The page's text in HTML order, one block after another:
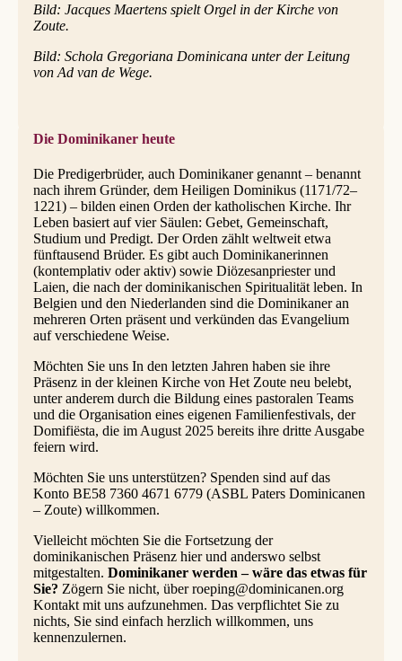
Bild: Jacques Maertens spielt Orgel in der Kirche von
Zoute.
Bild: Schola Gregoriana Dominicana unter der Leitung
von Ad van de Wege.
Die Dominikaner heute
Die Predigerbrüder, auch Dominikaner genannt – benannt
nach ihrem Gründer, dem Heiligen Dominikus (1171/72–
1221) – bilden einen Orden der katholischen Kirche. Ihr
Leben basiert auf vier Säulen: Gebet, Gemeinschaft,
Studium und Predigt. Der Orden zählt weltweit etwa
fünftausend Brüder. Es gibt auch Dominikanerinnen
(kontemplativ oder aktiv) sowie Diözesanpriester und
Laien, die nach der dominikanischen Spiritualität leben. In
Belgien und den Niederlanden sind die Dominikaner an
mehreren Orten präsent und verkünden das Evangelium
auf verschiedene Weise.
Möchten Sie uns In den letzten Jahren haben sie ihre
Präsenz in der kleinen Kirche von Het Zoute neu belebt,
unter anderem durch die Bildung eines pastoralen Teams
und die Organisation eines eigenen Familienfestivals, der
Domifiësta, die im August 2025 bereits ihre dritte Ausgabe
feiern wird.
Möchten Sie uns unterstützen? Spenden sind auf das
Konto BE58 7360 4671 6779 (ASBL Paters Dominicanen
– Zoute) willkommen.
Vielleicht möchten Sie die Fortsetzung der
dominikanischen Präsenz hier und anderswo selbst
mitgestalten. Dominikaner werden – wäre das etwas für
Sie? Zögern Sie nicht, über roeping@dominicanen.org
Kontakt mit uns aufzunehmen. Das verpflichtet Sie zu
nichts, Sie sind einfach herzlich willkommen, uns
kennenzulernen.